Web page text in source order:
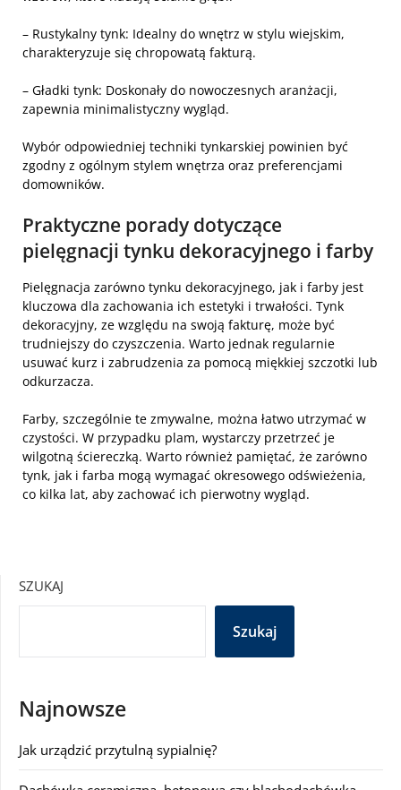
– Rustykalny tynk: Idealny do wnętrz w stylu wiejskim,
charakteryzuje się chropowatą fakturą.
– Gładki tynk: Doskonały do nowoczesnych aranżacji,
zapewnia minimalistyczny wygląd.
Wybór odpowiedniej techniki tynkarskiej powinien być
zgodny z ogólnym stylem wnętrza oraz preferencjami
domowników.
Praktyczne porady dotyczące
pielęgnacji tynku dekoracyjnego i farby
Pielęgnacja zarówno tynku dekoracyjnego, jak i farby jest
kluczowa dla zachowania ich estetyki i trwałości. Tynk
dekoracyjny, ze względu na swoją fakturę, może być
trudniejszy do czyszczenia. Warto jednak regularnie
usuwać kurz i zabrudzenia za pomocą miękkiej szczotki lub
odkurzacza.
Farby, szczególnie te zmywalne, można łatwo utrzymać w
czystości. W przypadku plam, wystarczy przetrzeć je
wilgotną ściereczką. Warto również pamiętać, że zarówno
tynk, jak i farba mogą wymagać okresowego odświeżenia,
co kilka lat, aby zachować ich pierwotny wygląd.
SZUKAJ
Szukaj
Najnowsze
Jak urządzić przytulną sypialnię?